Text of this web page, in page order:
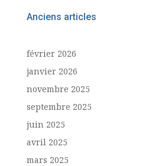
Anciens articles
février 2026
janvier 2026
novembre 2025
septembre 2025
juin 2025
avril 2025
mars 2025